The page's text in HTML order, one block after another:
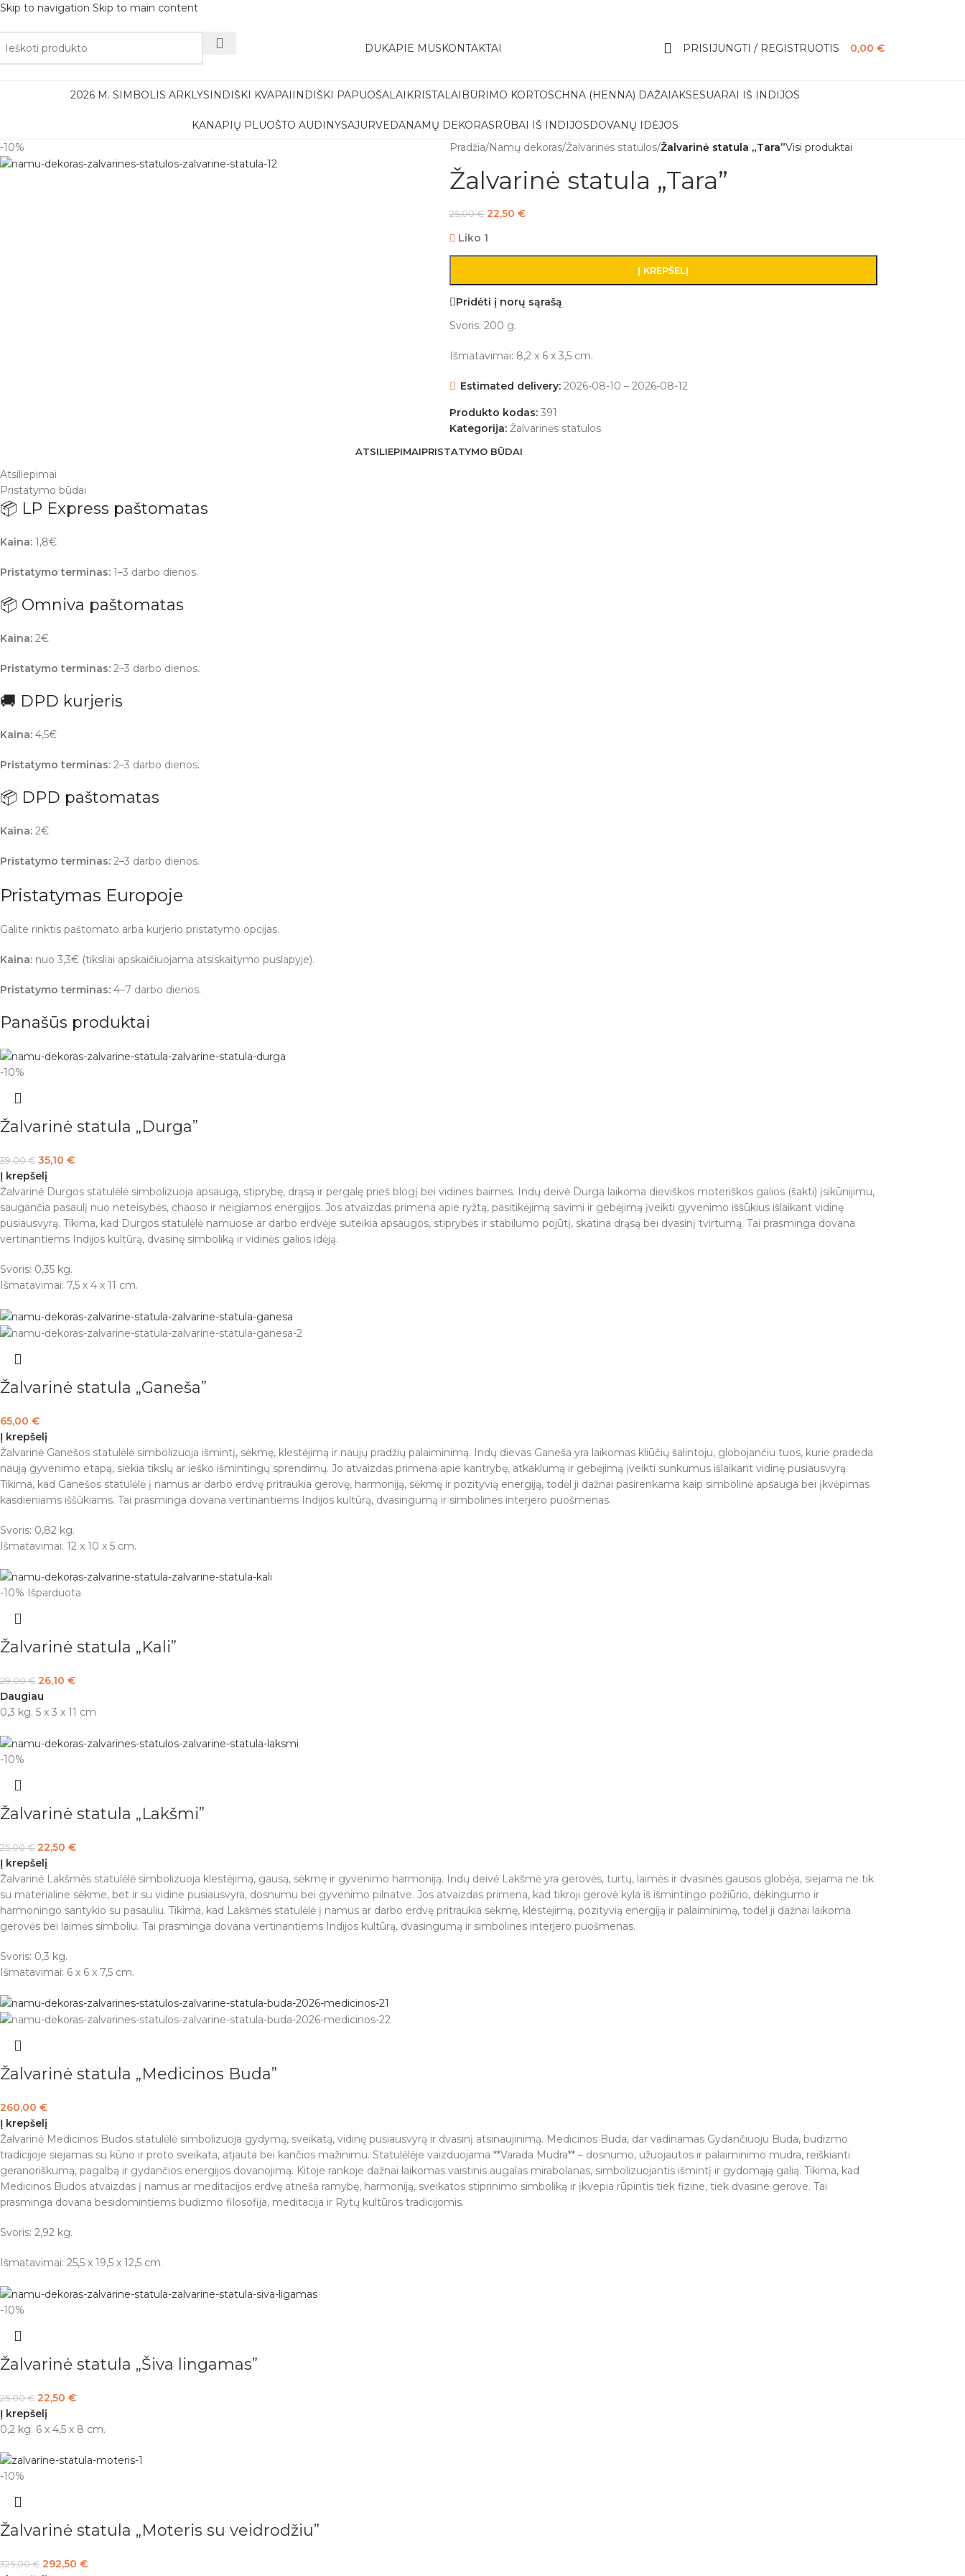
Skip to navigation Skip to main content
DUKAPIE MUSKONTAKTAI PRISIJUNGTI / REGISTRUOTIS 0,00 €
2026 M. SIMBOLIS ARKLYSINDIŠKI KVAPAI INDIŠKI PAPUOŠALAI KRISTALAI BŪRIMO KORTOSCHNA (HENNA) DAŽAIAKSESUARAI IŠ INDIJOS
KANAPIŲ PLUOŠTO AUDINYSAJURVEDANAMŲ DEKORASRŪBAI IŠ INDIJOSDOVANŲ IDĖJOS
-10%
Pradžia/Namų dekoras/Žalvarinės statulos/Žalvarinė statula „Tara”Visi produktai
Žalvarinė statula „Tara”
25,00€ 22,50 €
Liko 1
Į KREPŠELĮ
Pridėti į norų sąrašą
Svoris: 200 g.
Išmatavimai: 8,2 x 6 x 3,5 cm.
Estimated delivery:2026-08-10 – 2026-08-12
Produkto kodas: 391
Kategorija: Žalvarinės statulos
ATSILIEPIMAIPRISTATYMO BŪDAI
Atsiliepimai
Pristatymo būdai
📦 LP Express paštomatas
Kaina: 1,8€
Pristatymo terminas: 1–3 darbo dienos.
📦 Omniva paštomatas
Kaina: 2€
Pristatymo terminas: 2–3 darbo dienos.
🚚 DPD kurjeris
Kaina: 4,5€
Pristatymo terminas: 2–3 darbo dienos.
📦 DPD paštomatas
Kaina: 2€
Pristatymo terminas: 2–3 darbo dienos.
Pristatymas Europoje
Galite rinktis paštomato arba kurjerio pristatymo opcijas.
Kaina: nuo 3,3€ (tiksliai apskaičiuojama atsiskaitymo puslapyje).
Pristatymo terminas: 4–7 darbo dienos.
Panašūs produktai
-10%
Žalvarinė statula „Durga”
39,00€ 35,10 €
Į krepšelį
Žalvarinė Durgos statulėlė simbolizuoja apsaugą, stiprybę, drąsą ir pergalę prieš blogį bei vidines baimes. Indų deivė Durga laikoma dieviškos moteriškos galios (šakti) įsikūnijimu,
saugančia pasaulį nuo neteisybės, chaoso ir neigiamos energijos. Jos atvaizdas primena apie ryžtą, pasitikėjimą savimi ir gebėjimą įveikti gyvenimo iššūkius išlaikant vidinę
pusiausvyrą. Tikima, kad Durgos statulėlė namuose ar darbo erdvėje suteikia apsaugos, stiprybės ir stabilumo pojūtį, skatina drąsą bei dvasinį tvirtumą. Tai prasminga dovana
vertinantiems Indijos kultūrą, dvasinę simboliką ir vidinės galios idėją.
Svoris: 0,35 kg.
Išmatavimai: 7,5 x 4 x 11 cm.
Žalvarinė statula „Ganeša”
65,00 €
Į krepšelį
Žalvarinė Ganešos statulėlė simbolizuoja išmintį, sėkmę, klestėjimą ir naujų pradžių palaiminimą. Indų dievas Ganeša yra laikomas kliūčių šalintoju, globojančiu tuos, kurie pradeda
naują gyvenimo etapą, siekia tikslų ar ieško išmintingų sprendimų. Jo atvaizdas primena apie kantrybę, atkaklumą ir gebėjimą įveikti sunkumus išlaikant vidinę pusiausvyrą.
Tikima, kad Ganešos statulėlė į namus ar darbo erdvę pritraukia gerovę, harmoniją, sėkmę ir pozityvią energiją, todėl ji dažnai pasirenkama kaip simbolinė apsauga bei įkvėpimas
kasdieniams iššūkiams. Tai prasminga dovana vertinantiems Indijos kultūrą, dvasingumą ir simbolines interjero puošmenas.
Svoris: 0,82 kg.
Išmatavimai: 12 x 10 x 5 cm.
-10% Išparduota
Žalvarinė statula „Kali”
29,00€ 26,10 €
Daugiau
0,3 kg. 5 x 3 x 11 cm
-10%
Žalvarinė statula „Lakšmi”
25,00€ 22,50 €
Į krepšelį
Žalvarinė Lakšmės statulėlė simbolizuoja klestėjimą, gausą, sėkmę ir gyvenimo harmoniją. Indų deivė Lakšmė yra gerovės, turtų, laimės ir dvasinės gausos globėja, siejama ne tik
su materialine sėkme, bet ir su vidine pusiausvyra, dosnumu bei gyvenimo pilnatve. Jos atvaizdas primena, kad tikroji gerovė kyla iš išmintingo požiūrio, dėkingumo ir
harmoningo santykio su pasauliu. Tikima, kad Lakšmės statulėlė į namus ar darbo erdvę pritraukia sėkmę, klestėjimą, pozityvią energiją ir palaiminimą, todėl ji dažnai laikoma
gerovės bei laimės simboliu. Tai prasminga dovana vertinantiems Indijos kultūrą, dvasingumą ir simbolines interjero puošmenas.
Svoris: 0,3 kg.
Išmatavimai: 6 x 6 x 7,5 cm.
Žalvarinė statula „Medicinos Buda”
260,00 €
Į krepšelį
Žalvarinė Medicinos Budos statulėlė simbolizuoja gydymą, sveikatą, vidinę pusiausvyrą ir dvasinį atsinaujinimą. Medicinos Buda, dar vadinamas Gydančiuoju Buda, budizmo
tradicijoje siejamas su kūno ir proto sveikata, atjauta bei kančios mažinimu. Statulėlėje vaizduojama **Varada Mudra** – dosnumo, užuojautos ir palaiminimo mudra, reiškianti
geranoriškumą, pagalbą ir gydančios energijos dovanojimą. Kitoje rankoje dažnai laikomas vaistinis augalas mirabolanas, simbolizuojantis išmintį ir gydomąją galią. Tikima, kad
Medicinos Budos atvaizdas į namus ar meditacijos erdvę atneša ramybę, harmoniją, sveikatos stiprinimo simboliką ir įkvepia rūpintis tiek fizine, tiek dvasine gerove. Tai
prasminga dovana besidomintiems budizmo filosofija, meditacija ir Rytų kultūros tradicijomis.
Svoris: 2,92 kg.
Išmatavimai: 25,5 x 19,5 x 12,5 cm.
-10%
Žalvarinė statula „Šiva lingamas”
25,00€ 22,50 €
Į krepšelį
0,2 kg. 6 x 4,5 x 8 cm.
-10%
Žalvarinė statula „Moteris su veidrodžiu”
325,00€ 292,50 €